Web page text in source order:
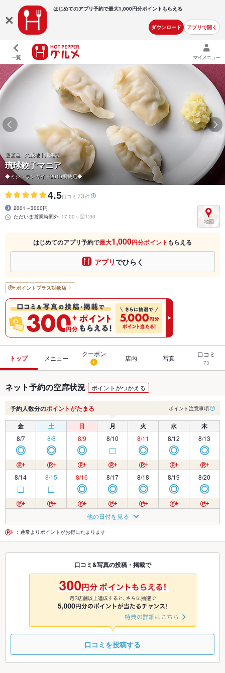
はじめてのアプリ予約で最大1,000円分ポイントもらえる
ダウンロード アプリで開く
一覧 マイメニュー
居酒屋 | 久茂地 | 沖縄県
琉球餃子マニア
◆ミシュランガイド2019掲載店◆
4.5口コミ 73件
2001～3000円
ただいま営業時間外 17:00～翌1:00
はじめてのアプリ予約で最大1,000円分ポイント もらえる
アプリでひらく
ポイントプラス対象店
トップ メニュー
クーポン
1 店内 写真 口コミ
73
ネット予約の空席状況 ポイントがつかえる
予約人数分のポイントがたまる ポイント注意事項
金 土 日 月 火 水 木
8/7
◎
8/8
◎
8/9
◎
8/10
□
8/11
◎
8/12
◎
8/13
◎
8/14
□
8/15
□
8/16
◎
8/17
◎
8/18
◎
8/19
◎
8/20
◎
□ □
8/23
◎
8/24
◎
8/25
◎ ◎ ◎
8/28 8/29 8/30
◎
8/31
◎
9/1
◎
9/2 9/3
9/6
◎
9/7
◎
9/8
◎
他の日付を見る
：通常よりポイントがお得にたまります
口コミ&写真の投稿・掲載で
口コミを投稿する